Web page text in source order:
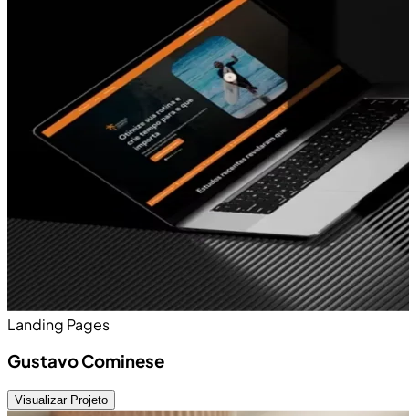
Landing Pages
Gustavo Cominese
Visualizar Projeto